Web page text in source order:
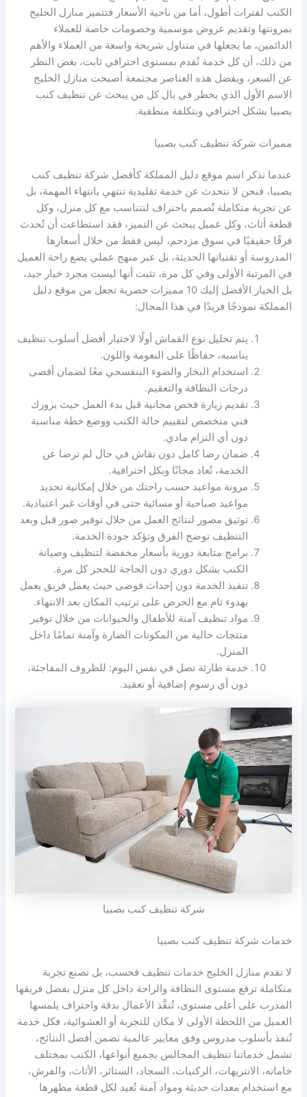
الكنب لفترات أطول، أما من ناحية الأسعار فتتميز منازل الخليج
بمرونتها وتقديم عروض موسمية وخصومات خاصة للعملاء
الدائمين، ما يجعلها في متناول شريحة واسعة من العملاء والأهم
من ذلك، أن كل خدمة تُقدم بمستوى احترافي ثابت، بغض النظر
عن السعر، وبفضل هذه العناصر مجتمعة أصبحت منازل الخليج
الاسم الأول الذي يخطر في بال كل من يبحث عن تنظيف كنب
بصبيا بشكل احترافي وبتكلفة منطقية.
مميزات شركة تنظيف كنب بصبيا
عندما نذكر اسم موقع دليل المملكة كأفضل شركة تنظيف كنب
بصبيا، فنحن لا نتحدث عن خدمة تقليدية تنتهي بانتهاء المهمة، بل
عن تجربة متكاملة تُصمم باحتراف لتتناسب مع كل منزل، وكل
قطعة أثاث، وكل عميل يبحث عن التميز، فقد استطاعت أن تُحدث
فرقًا حقيقيًا في سوق مزدحم، ليس فقط من خلال أسعارها
المدروسة أو تقنياتها الحديثة، بل عبر منهج عملي يضع راحة العميل
في المرتبة الأولى وفي كل مرة، تثبت أنها ليست مجرد خيار جيد،
بل الخيار الأفضل إليك 10 مميزات حصرية تجعل من موقع دليل
المملكة نموذجًا فريدًا في هذا المجال:
يتم تحليل نوع القماش أولًا لاختيار أفضل أسلوب تنظيف
يناسبه، حفاظًا على النعومة واللون.
استخدام البخار والضوء البنفسجي معًا لضمان أقصى
درجات النظافة والتعقيم.
تقديم زيارة فحص مجانية قبل بدء العمل حيث يزورك
فني متخصص لتقييم حالة الكنب ووضع خطة مناسبة
دون أي التزام مادي.
ضمان رضا كامل دون نقاش في حال لم ترضا عن
الخدمة، تُعاد مجانًا وبكل احترافية.
مرونة مواعيد حسب راحتك من خلال إمكانية تحديد
مواعيد صباحية أو مسائية حتى في أوقات غير اعتيادية.
توثيق مصور لنتائج العمل من خلال توفير صور قبل وبعد
التنظيف توضح الفرق وتؤكد جودة الخدمة.
برامج متابعة دورية بأسعار مخفضة لتنظيف وصيانة
الكنب بشكل دوري دون الحاجة للحجز كل مرة.
تنفيذ الخدمة دون إحداث فوضى حيث يعمل فريق يعمل
بهدوء تام مع الحرص على ترتيب المكان بعد الانتهاء.
مواد تنظيف آمنة للأطفال والحيوانات من خلال توفير
منتجات خالية من المكونات الضارة وآمنة تمامًا داخل
المنزل.
خدمة طارئة تصل في نفس اليوم: للظروف المفاجئة،
دون أي رسوم إضافية أو تعقيد.
شركة تنظيف كنب بصبيا
خدمات شركة تنظيف كنب بصبيا
لا تقدم منازل الخليج خدمات تنظيف فحسب، بل تصنع تجربة
متكاملة ترفع مستوى النظافة والراحة داخل كل منزل بفضل فريقها
المدرب على أعلى مستوى، تُنفَّذ الأعمال بدقة واحتراف يلمسها
العميل من اللحظة الأولى لا مكان للتجربة أو العشوائية، فكل خدمة
تُنفذ بأسلوب مدروس وفق معايير عالمية تضمن أفضل النتائج،
تشمل خدماتنا تنظيف المجالس بجميع أنواعها، الكنب بمختلف
خاماته، الانتريهات، الركنيات، السجاد، الستائر، الأثاث، والفرش،
مع استخدام معدات حديثة ومواد آمنة تُعيد لكل قطعة مظهرها